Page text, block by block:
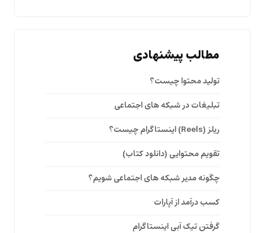
مطالب پیشنهادی
تولید محتوا چیست؟
تبلیغات در شبکه های اجتماعی
ریلز (Reels) اینستاگرام چیست؟
تقویم محتوایی (دانلود کتاب)
چگونه مدیر شبکه های اجتماعی شویم؟
کسب درآمد از آپارات
گرفتن تیک آبی اینستاگرام